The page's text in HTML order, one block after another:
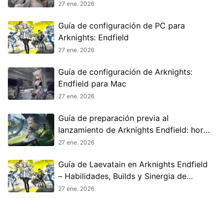
27 ene. 2026
Guía de configuración de PC para
Arknights: Endfield
27 ene. 2026
Guía de configuración de Arknights:
Endfield para Mac
27 ene. 2026
Guía de preparación previa al
lanzamiento de Arknights Endfield: hora
de lanzamiento, precarga y todo lo que
27 ene. 2026
Guía de Laevatain en Arknights Endfield
– Habilidades, Builds y Sinergia de
Equipo
27 ene. 2026